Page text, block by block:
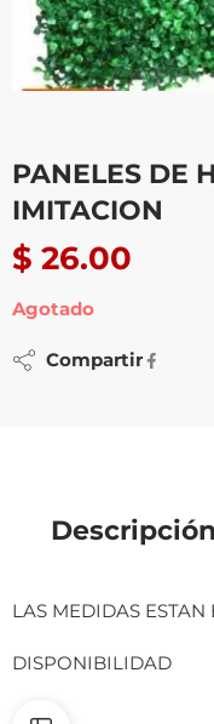
PANELES DE
IMITACION
$ 26.00
Agotado
Compartir
Descripción
LAS MEDIDAS
DISPONIBILIDAD